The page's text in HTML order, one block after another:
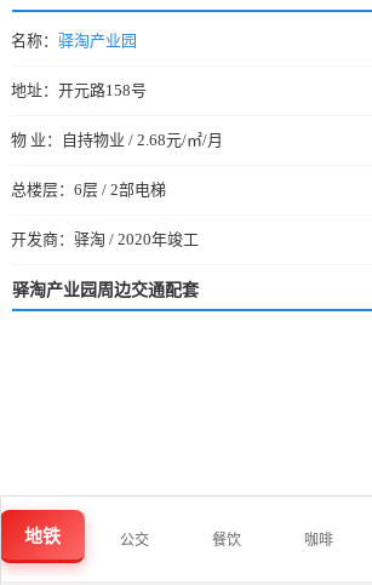
名称： 驿淘产业园
地址：开元路158号
物 业：自持物业 / 2.68元/㎡/月
总楼层：6层 / 2部电梯
开发商：驿淘 / 2020年竣工
驿淘产业园周边交通配套
地铁 公交 餐饮 咖啡